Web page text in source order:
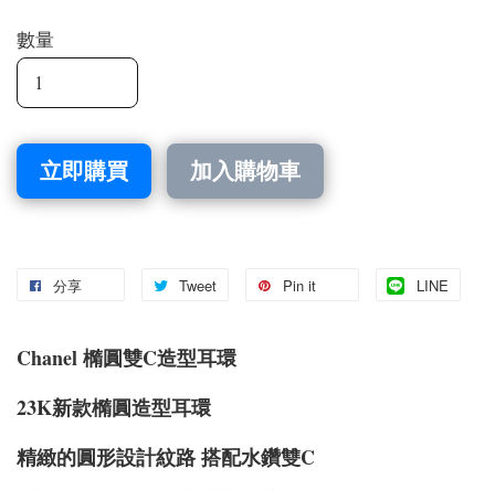
數量
立即購買 加入購物車
分享 Tweet Pin it LINE
Chanel 橢圓雙C造型耳環
23K新款橢圓造型耳環
精緻的圓形設計紋路 搭配水鑽雙C